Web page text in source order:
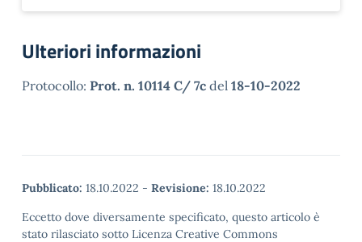
Ulteriori informazioni
Protocollo: Prot. n. 10114 C/ 7c del 18-10-2022
Pubblicato: 18.10.2022 - Revisione: 18.10.2022
Eccetto dove diversamente specificato, questo articolo è
stato rilasciato sotto Licenza Creative Commons